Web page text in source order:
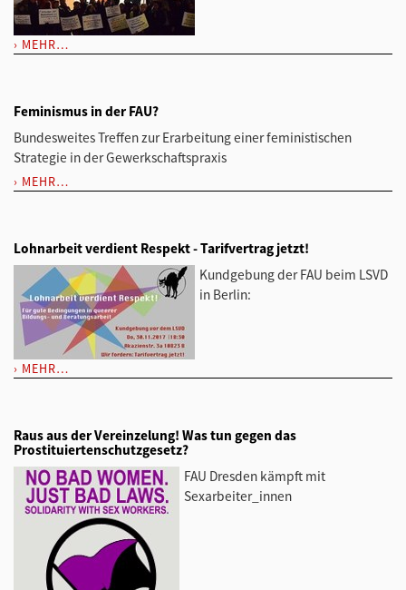
MEHR…
Feminismus in der FAU?
Bundesweites Treffen zur Erarbeitung einer feministischen
Strategie in der Gewerkschaftspraxis
MEHR…
Lohnarbeit verdient Respekt - Tarifvertrag jetzt!
Kundgebung der FAU beim LSVD
in Berlin:
MEHR…
Raus aus der Vereinzelung! Was tun gegen das
Prostituiertenschutzgesetz?
FAU Dresden kämpft mit
Sexarbeiter_innen